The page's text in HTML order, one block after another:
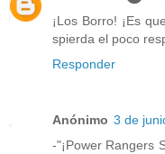
¡Los Borro! ¡Es
spierda el poco
Responder
Anónimo 3 de
-"¡Power Rangers